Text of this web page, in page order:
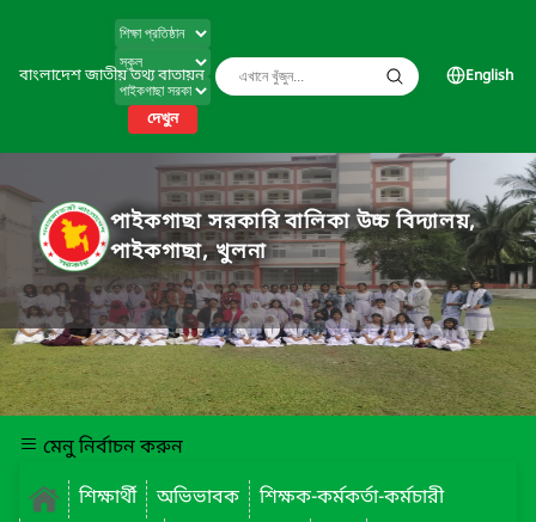
বাংলাদেশ জাতীয় তথ্য বাতায়ন
দেখুন
English
পাইকগাছা সরকারি বালিকা উচ্চ বিদ্যালয়,
পাইকগাছা, খুলনা
মেনু নির্বাচন করুন
শিক্ষার্থী
অভিভাবক
শিক্ষক-কর্মকর্তা-কর্মচারী